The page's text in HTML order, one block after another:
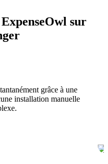
sur
grâce à une
installation manuelle